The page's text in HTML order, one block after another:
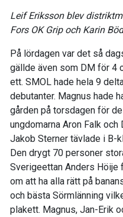
Leif Eriksson blev
Fors OK Grip och Karin
På lördagen var det så
gällde även som DM för 4
ett. SMOL hade hela 9
debutanter. Magnus hade
gården på torsdagen för
ungdomarna Aron Falk
Jakob Sterner tävlade i B-
Den drygt 70 personer
Sverigeettan Anders Höije
om att ha alla rätt på
och bästa Sörmlänning
plakett. Magnus, Jan-Erik